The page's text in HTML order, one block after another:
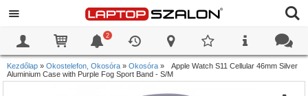
2
Kezdőlap » Okostelefon, Okosóra » Okosóra »
Apple Watch S11 Cellular 46mm Silver
Aluminium Case with Purple Fog Sport Band - S/M
0
0